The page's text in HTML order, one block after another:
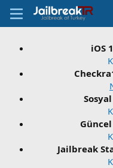
iOS
Jailbreak